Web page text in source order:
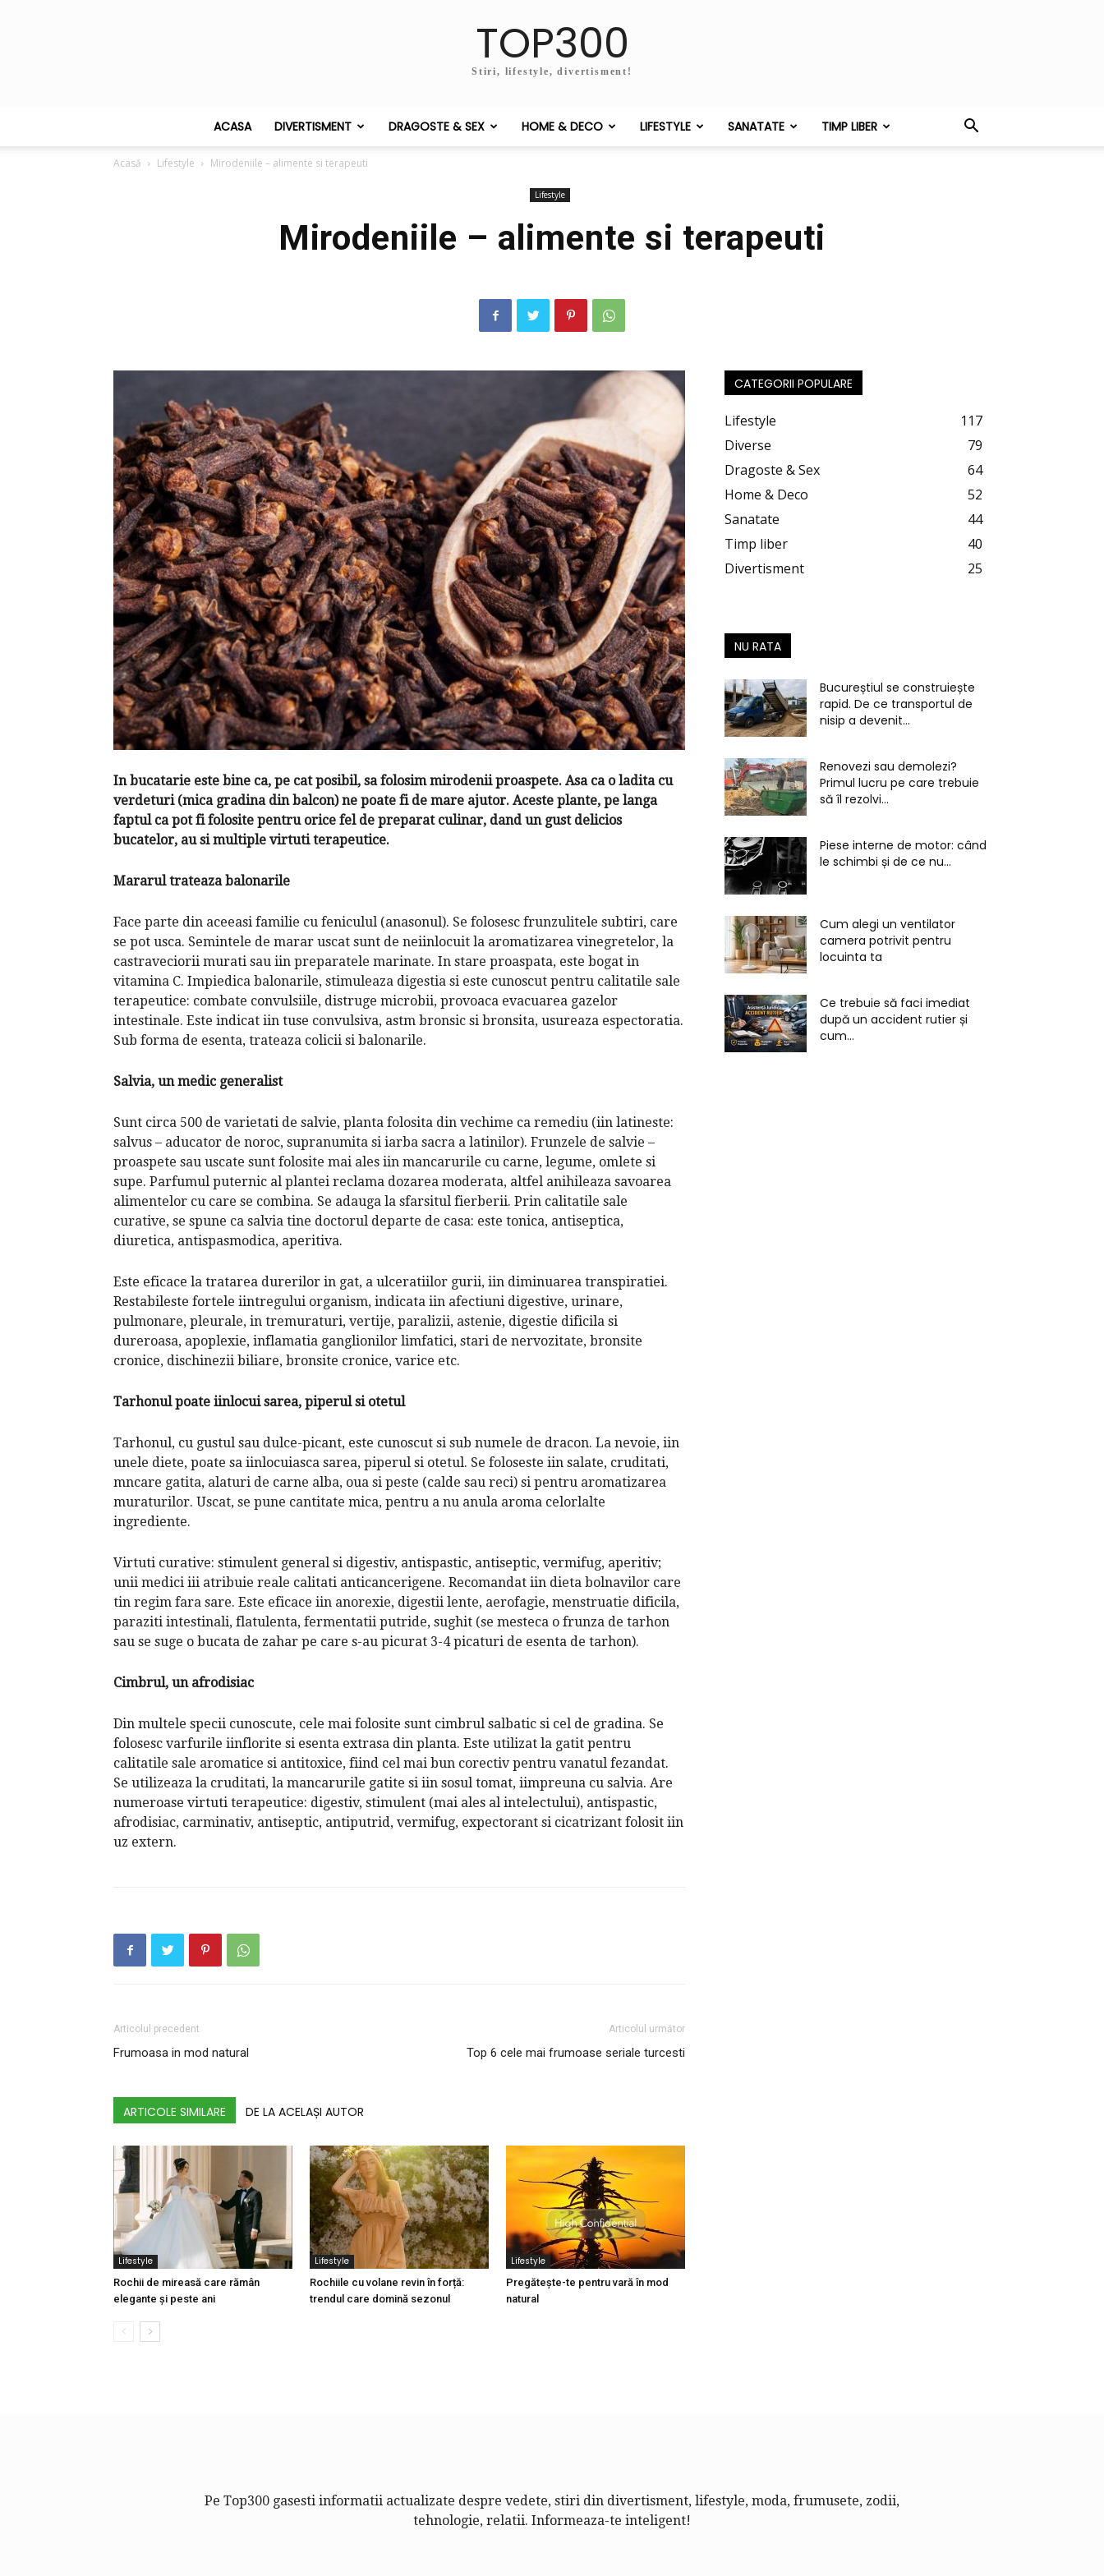
TOP300
Stiri, lifestyle, divertisment!
ACASA DIVERTISMENT DRAGOSTE & SEX HOME & DECO LIFESTYLE SANATATE TIMP LIBER
Acasă Lifestyle Mirodeniile – alimente si terapeuti
Lifestyle
Mirodeniile – alimente si terapeuti
In bucatarie este bine ca, pe cat posibil, sa folosim mirodenii proaspete. Asa ca o ladita cu
verdeturi (mica gradina din balcon) ne poate fi de mare ajutor. Aceste plante, pe langa
faptul ca pot fi folosite pentru orice fel de preparat culinar, dand un gust delicios
bucatelor, au si multiple virtuti terapeutice.
Mararul trateaza balonarile
Face parte din aceeasi familie cu feniculul (anasonul). Se folosesc frunzulitele subtiri, care
se pot usca. Semintele de marar uscat sunt de neiinlocuit la aromatizarea vinegretelor, la
castraveciorii murati sau iin preparatele marinate. In stare proaspata, este bogat in
vitamina C. Impiedica balonarile, stimuleaza digestia si este cunoscut pentru calitatile sale
terapeutice: combate convulsiile, distruge microbii, provoaca evacuarea gazelor
intestinale. Este indicat iin tuse convulsiva, astm bronsic si bronsita, usureaza espectoratia.
Sub forma de esenta, trateaza colicii si balonarile.
Salvia, un medic generalist
Sunt circa 500 de varietati de salvie, planta folosita din vechime ca remediu (iin latineste:
salvus – aducator de noroc, supranumita si iarba sacra a latinilor). Frunzele de salvie –
proaspete sau uscate sunt folosite mai ales iin mancarurile cu carne, legume, omlete si
supe. Parfumul puternic al plantei reclama dozarea moderata, altfel anihileaza savoarea
alimentelor cu care se combina. Se adauga la sfarsitul fierberii. Prin calitatile sale
curative, se spune ca salvia tine doctorul departe de casa: este tonica, antiseptica,
diuretica, antispasmodica, aperitiva.
Este eficace la tratarea durerilor in gat, a ulceratiilor gurii, iin diminuarea transpiratiei.
Restabileste fortele iintregului organism, indicata iin afectiuni digestive, urinare,
pulmonare, pleurale, in tremuraturi, vertije, paralizii, astenie, digestie dificila si
dureroasa, apoplexie, inflamatia ganglionilor limfatici, stari de nervozitate, bronsite
cronice, dischinezii biliare, bronsite cronice, varice etc.
Tarhonul poate iinlocui sarea, piperul si otetul
Tarhonul, cu gustul sau dulce-picant, este cunoscut si sub numele de dracon. La nevoie, iin
unele diete, poate sa iinlocuiasca sarea, piperul si otetul. Se foloseste iin salate, cruditati,
mncare gatita, alaturi de carne alba, oua si peste (calde sau reci) si pentru aromatizarea
muraturilor. Uscat, se pune cantitate mica, pentru a nu anula aroma celorlalte
ingrediente.
Virtuti curative: stimulent general si digestiv, antispastic, antiseptic, vermifug, aperitiv;
unii medici iii atribuie reale calitati anticancerigene. Recomandat iin dieta bolnavilor care
tin regim fara sare. Este eficace iin anorexie, digestii lente, aerofagie, menstruatie dificila,
paraziti intestinali, flatulenta, fermentatii putride, sughit (se mesteca o frunza de tarhon
sau se suge o bucata de zahar pe care s-au picurat 3-4 picaturi de esenta de tarhon).
Cimbrul, un afrodisiac
Din multele specii cunoscute, cele mai folosite sunt cimbrul salbatic si cel de gradina. Se
folosesc varfurile iinflorite si esenta extrasa din planta. Este utilizat la gatit pentru
calitatile sale aromatice si antitoxice, fiind cel mai bun corectiv pentru vanatul fezandat.
Se utilizeaza la cruditati, la mancarurile gatite si iin sosul tomat, iimpreuna cu salvia. Are
numeroase virtuti terapeutice: digestiv, stimulent (mai ales al intelectului), antispastic,
afrodisiac, carminativ, antiseptic, antiputrid, vermifug, expectorant si cicatrizant folosit iin
uz extern.
Articolul precedent
Frumoasa in mod natural
Articolul următor
Top 6 cele mai frumoase seriale turcesti
ARTICOLE SIMILARE DE LA ACELAȘI AUTOR
Lifestyle
Rochii de mireasă care rămân
elegante și peste ani
Lifestyle
Rochiile cu volane revin în forță:
trendul care domină sezonul
Lifestyle
Pregătește-te pentru vară în mod
natural
CATEGORII POPULARE
Lifestyle
117
Diverse
79
Dragoste & Sex
64
Home & Deco
52
Sanatate
44
Timp liber
40
Divertisment
25
NU RATA
Bucureștiul se construiește
rapid. De ce transportul de
nisip a devenit...
Renovezi sau demolezi?
Primul lucru pe care trebuie
să îl rezolvi...
Piese interne de motor: când
le schimbi și de ce nu...
Cum alegi un ventilator
camera potrivit pentru
locuinta ta
Ce trebuie să faci imediat
după un accident rutier și
cum...
Pe Top300 gasesti informatii actualizate despre vedete, stiri din divertisment, lifestyle, moda, frumusete, zodii,
tehnologie, relatii. Informeaza-te inteligent!